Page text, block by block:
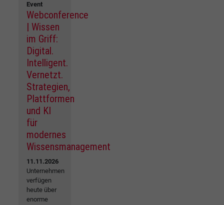
Event
Webconference
| Wissen
im Griff:
Digital.
Intelligent.
Vernetzt.
Strategien,
Plattformen
und KI
für
modernes
Wissensmanagement
11.11.2026
Unternehmen
verfügen
heute über
enorme